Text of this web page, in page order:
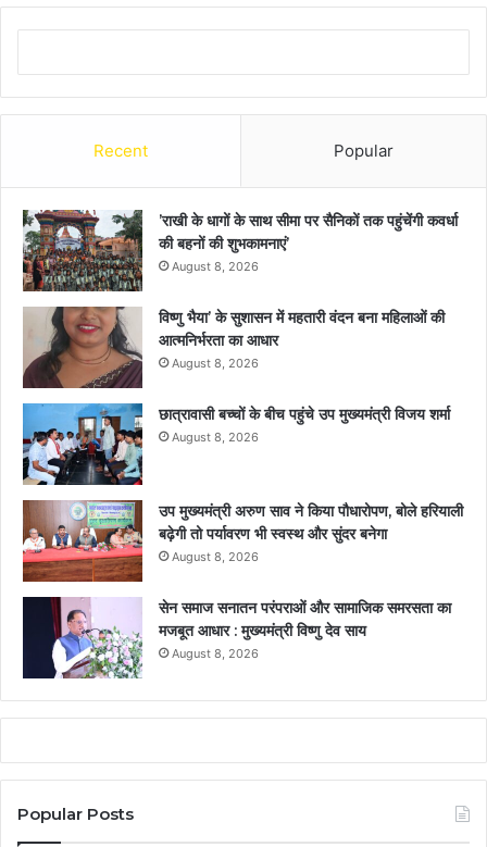
Recent Popular
’राखी के धागों के साथ सीमा पर सैनिकों तक पहुंचेंगी कवर्धा
की बहनों की शुभकामनाएं’
August 8, 2026
विष्णु भैया’ के सुशासन में महतारी वंदन बना महिलाओं की
आत्मनिर्भरता का आधार
August 8, 2026
छात्रावासी बच्चों के बीच पहुंचे उप मुख्यमंत्री विजय शर्मा
August 8, 2026
उप मुख्यमंत्री अरुण साव ने किया पौधारोपण, बोले हरियाली
बढ़ेगी तो पर्यावरण भी स्वस्थ और सुंदर बनेगा
August 8, 2026
सेन समाज सनातन परंपराओं और सामाजिक समरसता का
मजबूत आधार : मुख्यमंत्री विष्णु देव साय
August 8, 2026
Popular Posts